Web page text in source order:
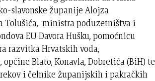
slavonske županije Alojza
Tolušića, ministra poduzetništva i
EU Davora Hušku, pomoćnicu
razvitka Hrvatskih voda,
Blato, Konavla, Dobretića (BiH) te
i čelnike županijskih i pakračkih